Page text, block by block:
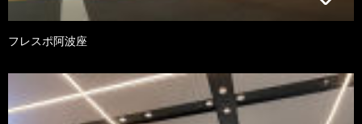
フレスポ阿波座